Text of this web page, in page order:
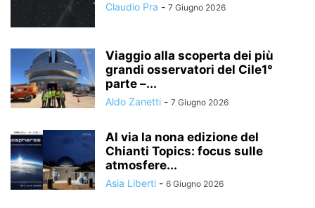
Claudio Pra - 7 Giugno 2026
Viaggio alla scoperta dei più
grandi osservatori del Cile1°
parte –...
Aldo Zanetti - 7 Giugno 2026
Al via la nona edizione del
Chianti Topics: focus sulle
atmosfere...
Asia Liberti - 6 Giugno 2026